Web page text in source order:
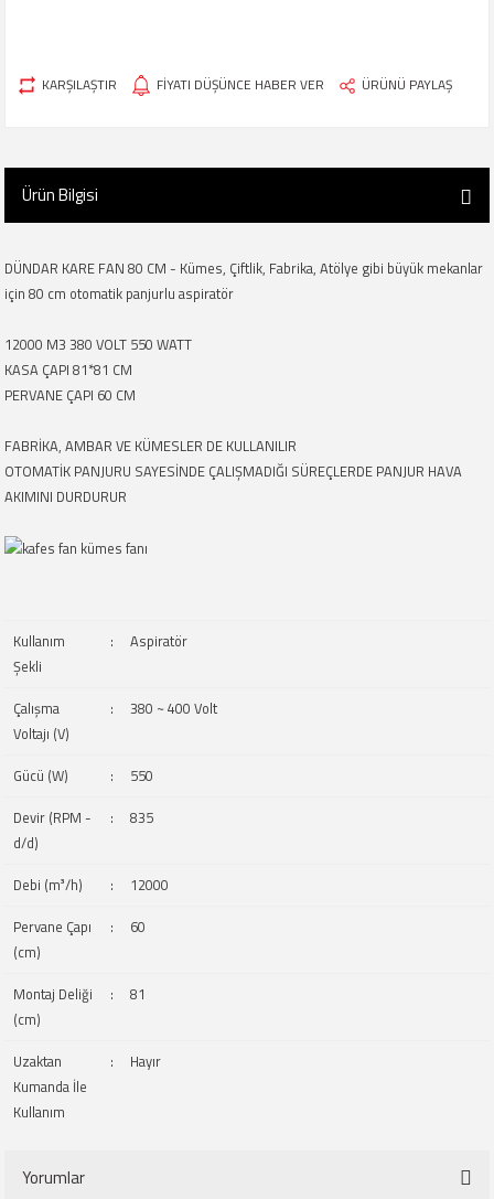
KARŞILAŞTIR FİYATI DÜŞÜNCE HABER VER ÜRÜNÜ PAYLAŞ
Ürün Bilgisi
DÜNDAR KARE FAN 80 CM - Kümes, Çiftlik, Fabrika, Atölye gibi büyük mekanlar
için 80 cm otomatik panjurlu aspiratör
12000 M3 380 VOLT 550 WATT
KASA ÇAPI 81*81 CM
PERVANE ÇAPI 60 CM
FABRİKA, AMBAR VE KÜMESLER DE KULLANILIR
OTOMATİK PANJURU SAYESİNDE ÇALIŞMADIĞI SÜREÇLERDE PANJUR HAVA
AKIMINI DURDURUR
Kullanım
Şekli
: Aspiratör
Çalışma
Voltajı (V)
: 380 ~ 400 Volt
Gücü (W) :
550
Devir (RPM -
d/d)
: 835
Debi (m³/h) :
12000
Pervane Çapı
(cm)
: 60
Montaj Deliği
(cm)
: 81
Uzaktan
Kumanda İle
Kullanım
: Hayır
Yorumlar